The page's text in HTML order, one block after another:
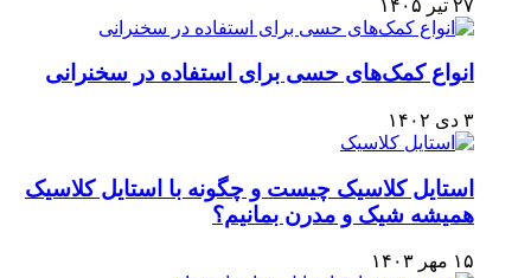
۲۷ تیر ۱۴۰۵
انواع کمک‌های حسی برای استفاده در سخنرانی
۳ دی ۱۴۰۲
استایل کلاسیک چیست و چگونه با استایل کلاسیک
همیشه شیک و مدرن بمانیم؟
۱۵ مهر ۱۴۰۳